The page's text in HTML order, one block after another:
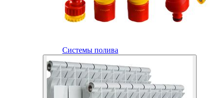
Системы полива